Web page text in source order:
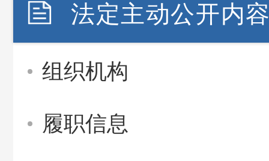
法定主动公开内
组织机构
履职信息